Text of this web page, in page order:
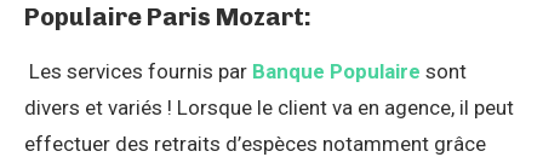
Populaire Paris Mozart:
Les services fournis par Banque Populaire sont
divers et variés ! Lorsque le client va en agence, il peut
effectuer des retraits d’espèces notamment grâce